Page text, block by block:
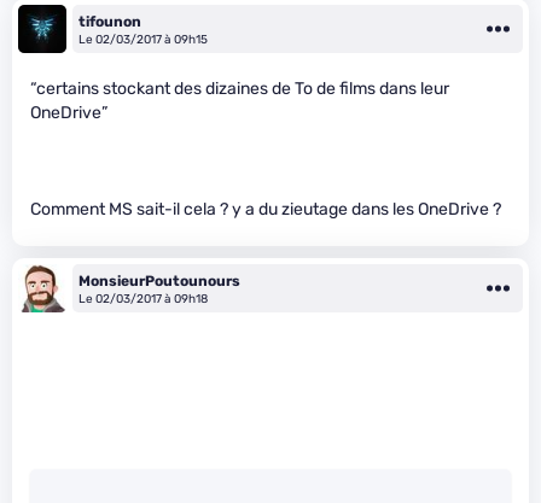
tifounon
Le 02/03/2017 à 09h15
“certains stockant des dizaines de To de films dans leur
OneDrive”
Comment MS sait-il cela ? y a du zieutage dans les OneDrive ?
MonsieurPoutounours
Le 02/03/2017 à 09h18